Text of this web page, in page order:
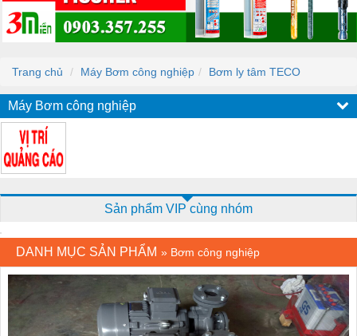
Trang chủ Máy Bơm công nghiệp Bơm ly tâm TECO
Máy Bơm công nghiệp
Sản phẩm VIP cùng nhóm
DANH MỤC SẢN PHẨM » Bơm công nghiệp